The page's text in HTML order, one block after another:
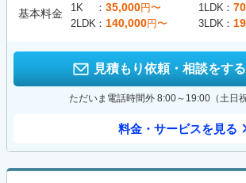
基本料金 1K 35,000円〜 1LDK
2LDK
140,000円〜 3LDK
見積もり依頼・相談をする
ただいま電話時間外 8:00～19:00（土日祝
料金・サービスを見る